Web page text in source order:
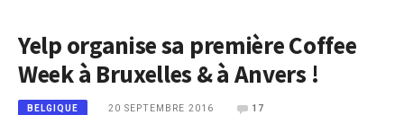
Yelp organise sa première Coffee
Week à Bruxelles & à Anvers !
BELGIQUE 20 SEPTEMBRE 2016 17